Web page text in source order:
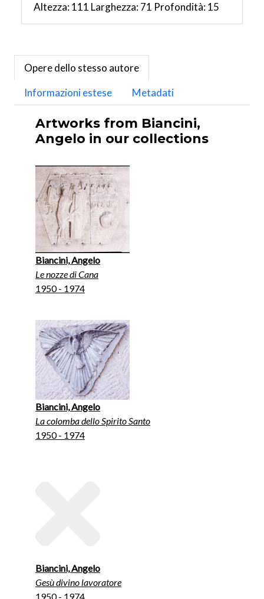
Altezza: 111 Larghezza: 71 Profondità: 15
Opere dello stesso autore
Informazioni estese
Metadati
Artworks from Biancini,
Angelo in our collections
Biancini, Angelo
Le nozze di Cana
1950 - 1974
Biancini, Angelo
La colomba dello Spirito Santo
1950 - 1974
Biancini, Angelo
Gesù divino lavoratore
1950 - 1974